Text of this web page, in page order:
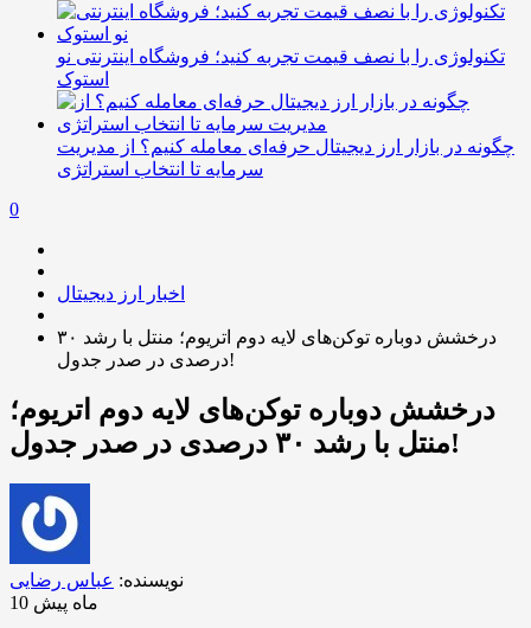
تکنولوژی را با نصف قیمت تجربه کنید؛ فروشگاه اینترنتی نو
استوک
چگونه در بازار ارز دیجیتال حرفه‌ای معامله کنیم؟ از مدیریت
سرمایه تا انتخاب استراتژی
0
اخبار ارز دیجیتال
درخشش دوباره توکن‌های لایه دوم اتریوم؛ منتل با رشد ۳۰
درصدی در صدر جدول!
درخشش دوباره توکن‌های لایه دوم اتریوم؛
منتل با رشد ۳۰ درصدی در صدر جدول!
نویسنده: عباس رضایی
10 ماه پیش